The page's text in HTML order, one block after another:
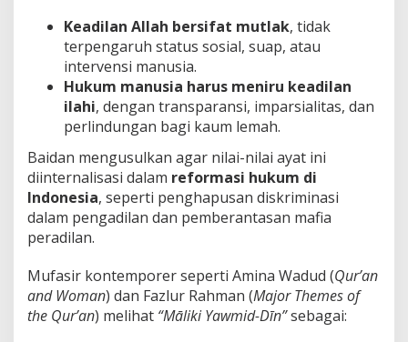
Keadilan Allah bersifat mutlak, tidak
terpengaruh status sosial, suap, atau
intervensi manusia.
Hukum manusia harus meniru keadilan
ilahi, dengan transparansi, imparsialitas, dan
perlindungan bagi kaum lemah.
Baidan mengusulkan agar nilai-nilai ayat ini
diinternalisasi dalam reformasi hukum di
Indonesia, seperti penghapusan diskriminasi
dalam pengadilan dan pemberantasan mafia
peradilan.
Mufasir kontemporer seperti Amina Wadud (Qur’an
and Woman) dan Fazlur Rahman (Major Themes of
the Qur’an) melihat “Māliki Yawmid-Dīn”sebagai: